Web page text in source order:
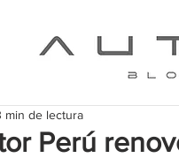
Perú
min de lectura